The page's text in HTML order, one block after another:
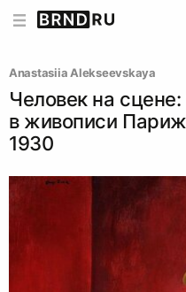
Anastasiia Alekseevskaya
Человек на
в живописи
1930